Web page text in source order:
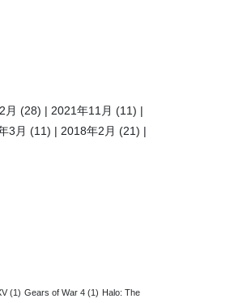
月 (28) 2021年11月 (11)
3月 (11) 2018年2月 (21)
(1) Gears of War 4 (1) Halo: The